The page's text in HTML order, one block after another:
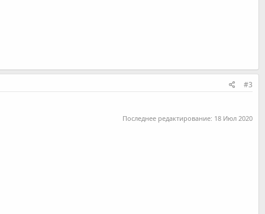
#3
Последнее редактирование: 18 Июл 2020